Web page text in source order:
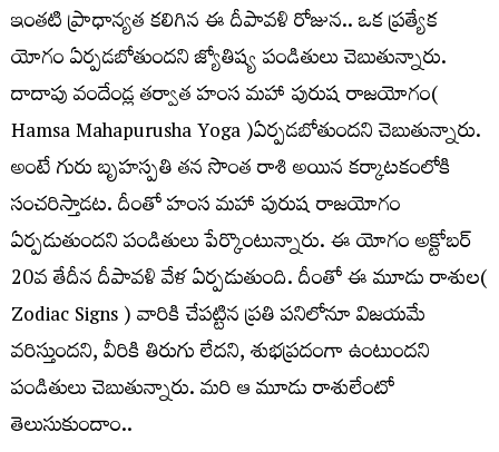
ఇంత‌టి ప్రాధాన్య‌త క‌లిగిన ఈ దీపావ‌ళి రోజున‌.. ఒక ప్ర‌త్యేక
యోగం ఏర్ప‌డబోతుంద‌ని జ్యోతిష్య పండితులు చెబుతున్నారు.
దాదాపు వందేండ్ల త‌ర్వాత హంస మ‌హా పురుష రాజ‌యోగం(
Hamsa Mahapurusha Yoga )ఏర్ప‌డ‌బోతుంద‌ని చెబుతున్నారు.
అంటే గురు బృహ‌స్ప‌తి త‌న సొంత రాశి అయిన క‌ర్కాట‌కంలోకి
సంచ‌రిస్తాడ‌ట‌. దీంతో హంస మ‌హా పురుష రాజ‌యోగం
ఏర్ప‌డుతుంద‌ని పండితులు పేర్కొంటున్నారు. ఈ యోగం అక్టోబ‌ర్
20వ తేదీన దీపావ‌ళి వేళ ఏర్ప‌డుతుంది. దీంతో ఈ మూడు రాశుల(
Zodiac Signs ) వారికి చేప‌ట్టిన ప్ర‌తి ప‌నిలోనూ విజ‌య‌మే
వ‌రిస్తుంద‌ని, వీరికి తిరుగు లేద‌ని, శుభ‌ప్ర‌దంగా ఉంటుంద‌ని
పండితులు చెబుతున్నారు. మ‌రి ఆ మూడు రాశులేంటో
తెలుసుకుందాం..